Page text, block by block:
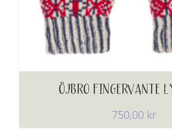
ÖJBRO FINGERVANTE
750,00 kr